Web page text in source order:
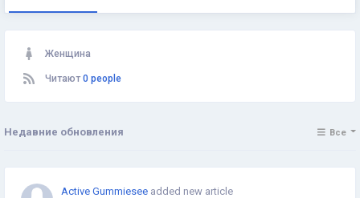
Женщина
Читают 0 people
Недавние обновления Все
Active Gummiesee added new article